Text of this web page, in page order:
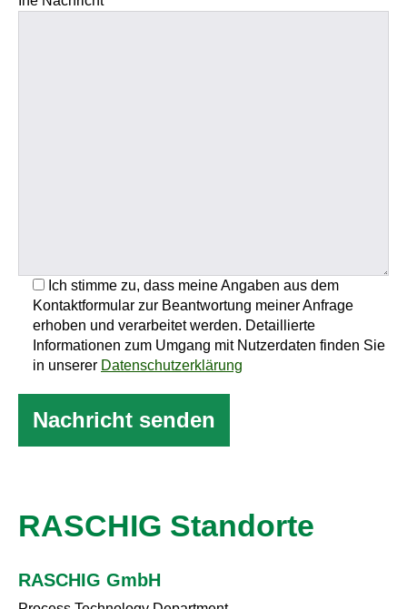
Ich stimme zu, dass meine Angaben aus dem
Kontaktformular zur Beantwortung meiner Anfrage
erhoben und verarbeitet werden. Detaillierte
Informationen zum Umgang mit Nutzerdaten finden Sie
in unserer Datenschutzerklärung
RASCHIG Standorte
RASCHIG GmbH